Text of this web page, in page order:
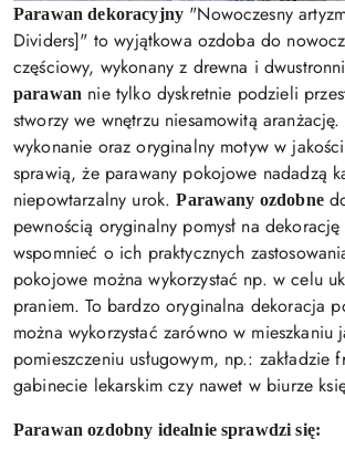
Parawan dekoracyjny "Nowoczesny
Dividers]" to wyjątkowa ozdoba do
częściowy, wykonany z drewna i
parawan nie tylko dyskretnie podzieli
stworzy we wnętrzu niesamowitą
wykonanie oraz oryginalny motyw w
sprawią, że parawany pokojowe nadadzą
niepowtarzalny urok.Parawany ozdobne
pewnością oryginalny pomysł na
wspomnieć o ich praktycznych
pokojowe można wykorzystać np. w celu
praniem. To bardzo oryginalna dekoracja
można wykorzystać zarówno w mieszkaniu
pomieszczeniu usługowym, np.: zakładzie
gabinecie lekarskim czy nawet w biurze
Parawan ozdobny idealnie sprawdzi się: